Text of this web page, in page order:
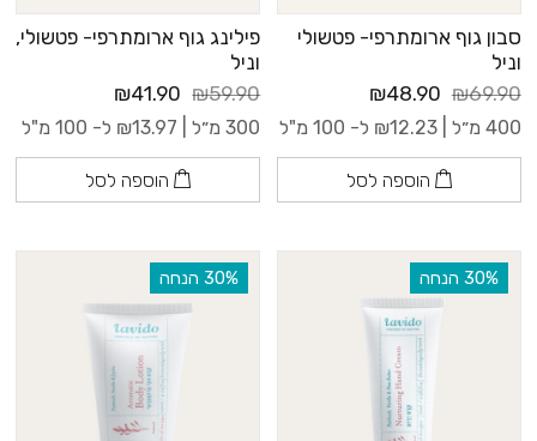
סבון גוף ארומתרפי- פטשולי
וניל
₪69.90
₪48.90
400 מ״ל | ₪12.23 ל- 100 מ"ל
הוספה לסל
פילינג גוף ארומתרפי- פטשולי,
וניל
₪59.90
₪41.90
300 מ״ל | ₪13.97 ל- 100 מ"ל
הוספה לסל
‫30% הנחה ‫30% הנחה